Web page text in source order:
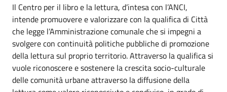
Il Centro per il libro e la lettura, d’intesa con l’ANCI,
intende promuovere e valorizzare con la qualifica di Città
che legge l’Amministrazione comunale che si impegni a
svolgere con continuità politiche pubbliche di promozione
della lettura sul proprio territorio. Attraverso la qualifica si
vuole riconoscere e sostenere la crescita socio-culturale
delle comunità urbane attraverso la diffusione della